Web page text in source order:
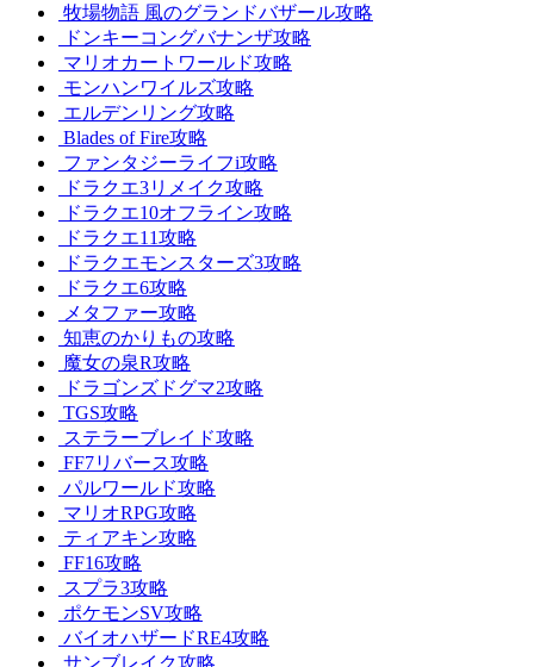
牧場物語 風のグランドバザール攻略
ドンキーコングバナンザ攻略
マリオカートワールド攻略
モンハンワイルズ攻略
エルデンリング攻略
Blades of Fire攻略
ファンタジーライフi攻略
ドラクエ3リメイク攻略
ドラクエ10オフライン攻略
ドラクエ11攻略
ドラクエモンスターズ3攻略
ドラクエ6攻略
メタファー攻略
知恵のかりもの攻略
魔女の泉R攻略
ドラゴンズドグマ2攻略
TGS攻略
ステラーブレイド攻略
FF7リバース攻略
パルワールド攻略
マリオRPG攻略
ティアキン攻略
FF16攻略
スプラ3攻略
ポケモンSV攻略
バイオハザードRE4攻略
サンブレイク攻略